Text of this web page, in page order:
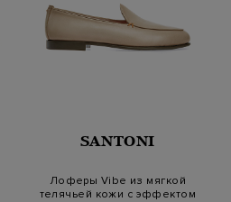
SANTONI
Лоферы Vibe из мягкой
телячьей кожи с эффектом